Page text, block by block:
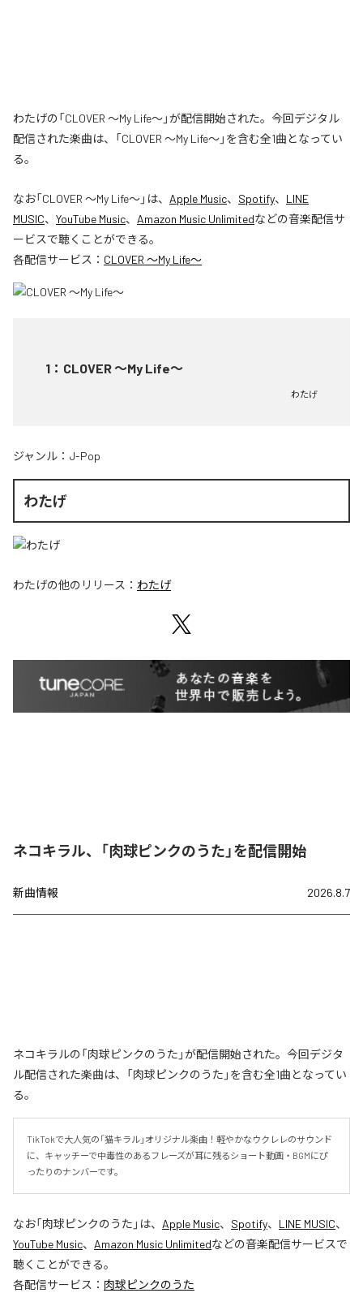
わたげの「CLOVER ～My Life～」が配信開始された。今回デジタル
配信された楽曲は、「CLOVER ～My Life～」を含む全1曲となってい
る。
なお「CLOVER ～My Life～」は、 Apple Music、 Spotify、 LINE
MUSIC、 YouTube Music、 Amazon Music Unlimitedなどの音楽配信サ
ービスで聴くことができる。
各配信サービス： CLOVER ～My Life～
1 ： CLOVER ～My Life～
わたげ
ジャンル： J-Pop
わたげ
わたげの他のリリース： わたげ
ネコキラル、「肉球ピンクのうた」を配信開始
新曲情報 2026.8.7
ネコキラルの「肉球ピンクのうた」が配信開始された。今回デジタ
ル配信された楽曲は、「肉球ピンクのうた」を含む全1曲となってい
る。
TikTokで大人気の「猫キラル」オリジナル楽曲！軽やかなウクレレのサウンド
に、キャッチーで中毒性のあるフレーズが耳に残るショート動画・BGMにぴ
ったりのナンバーです。
なお「肉球ピンクのうた 」は、 Apple Music、 Spotify、 LINE MUSIC、
YouTube Music、 Amazon Music Unlimitedなどの音楽配信サービスで
聴くことができる。
各配信サービス： 肉球ピンクのうた